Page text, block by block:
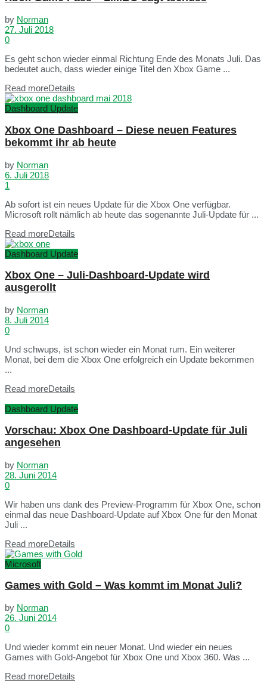
by Norman
27. Juli 2018
0
Es geht schon wieder einmal Richtung Ende des Monats Juli. Das
bedeutet auch, dass wieder einige Titel den Xbox Game ...
Read moreDetails
Dashboard Update
Xbox One Dashboard – Diese neuen Features
bekommt ihr ab heute
by Norman
6. Juli 2018
1
Ab sofort ist ein neues Update für die Xbox One verfügbar.
Microsoft rollt nämlich ab heute das sogenannte Juli-Update für ...
Read moreDetails
Dashboard Update
Xbox One – Juli-Dashboard-Update wird
ausgerollt
by Norman
8. Juli 2014
0
Und schwups, ist schon wieder ein Monat rum. Ein weiterer
Monat, bei dem die Xbox One erfolgreich ein Update bekommen
...
Read moreDetails
Dashboard Update
Vorschau: Xbox One Dashboard-Update für Juli
angesehen
by Norman
28. Juni 2014
0
Wir haben uns dank des Preview-Programm für Xbox One, schon
einmal das neue Dashboard-Update auf Xbox One für den Monat
Juli ...
Read moreDetails
Microsoft
Games with Gold – Was kommt im Monat Juli?
by Norman
26. Juni 2014
0
Und wieder kommt ein neuer Monat. Und wieder ein neues
Games with Gold-Angebot für Xbox One und Xbox 360. Was ...
Read moreDetails